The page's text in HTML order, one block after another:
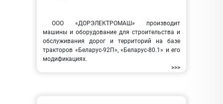
ООО «ДОРЭЛЕКТРОМАШ» производит
машины и оборудование для строительства и
обслуживания дорог и территорий на базе
тракторов «Беларус-92П», «Беларус-80.1» и его
модификациях.
>>>